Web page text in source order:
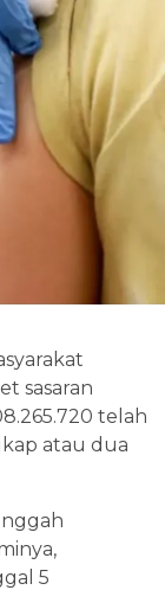
sasaran
telah
atau dua
5